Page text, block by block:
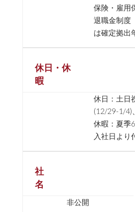
保険・雇用
退職金制度
は確定拠出
休日・休
暇
休日：土日
(12/29-1/4)
休暇：夏
入社日より
社
名
非公開